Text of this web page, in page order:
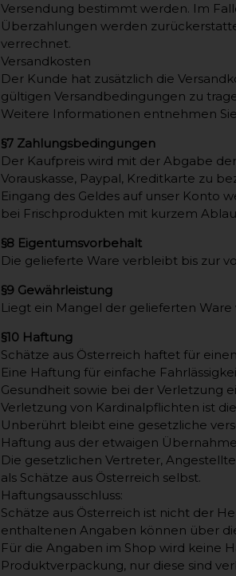
Versendung bestimmt werden. Im
Überzahlungen werden
verrechnet.
Versandkosten
Der Kunde hat zusätzlich die
gültigen Versandbedingungen zu
Weitere Informationen entnehmen
§7 Zahlungsbedingungen
Der Kaufpreis wird mit der Abgabe
Vorauskasse, Paypal, Kreditkarte zu
Eingang des Geldes auf unser Konto
bei Frischprodukten mit kurzem
§8 Eigentumsvorbehalt
Die gelieferte Ware verbleibt bis zur
§9 Gewährleistung
Liegt ein Mangel der gelieferten
§10 Haftung
Schätze aus Österreich haftet für
Eine Haftung für einfache
Gesundheit sowie bei der Verletzung
Verletzung von Kardinalpflichten ist
Unberührt bleibt eine gesetzliche
Haftung aus der etwaigen
Die gesetzlichen Vertreter,
als Schätze aus Österreich selbst.
Haftungsausschluss:
Schätze aus Österreich ist nicht der
enthaltenen Angaben können über
Für die Angaben im Shop wird keine
Produktverpackung, nur diese sind